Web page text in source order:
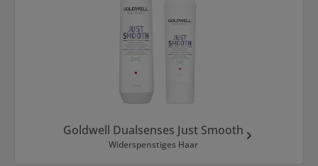
Goldwell Dualsenses Just Smooth
Widerspenstiges Haar